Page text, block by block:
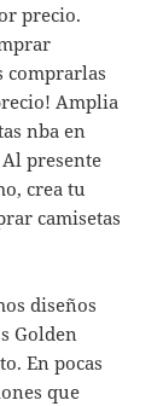
precio.
comprarlas
Amplia
nba en
presente
crea tu
camisetas
diseños
Golden
En pocas
que